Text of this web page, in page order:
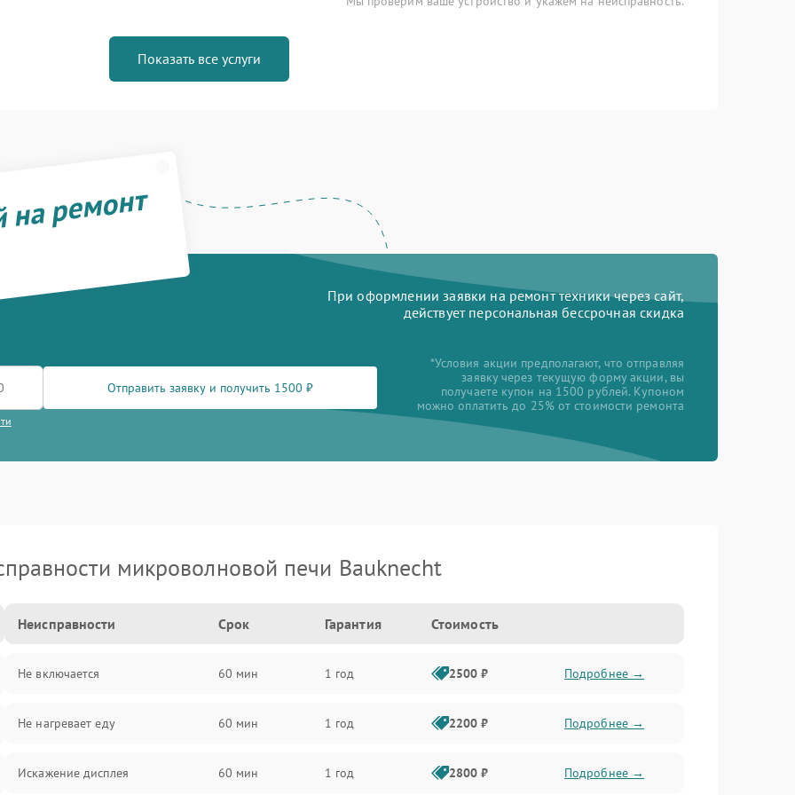
Показать все услуги
ремонт
При оформлении заявки на ремонт техники через сайт,
действует персональная бессрочная скидка
Отправить заявку и получить 1500 ₽
*Условия акции предполагают, что отправляя
заявку через текущую форму акции, вы
получаете купон на 1500 рублей. Купоном
можно оплатить до 25% от стоимости ремонта
микроволновой печи Bauknecht
Неисправности Срок Гарантия Стоимость
Не включается 60 мин 1 год 2500 ₽ Подробнее →
Не нагревает еду 60 мин 1 год 2200 ₽ Подробнее →
Искажение дисплея 60 мин 1 год 2800 ₽ Подробнее →